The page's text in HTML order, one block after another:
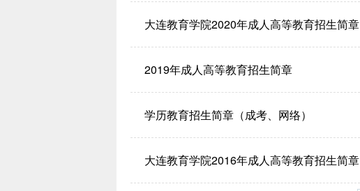
大连教育学院2020年成人高等教育招生简章
2019年成人高等教育招生简章
学历教育招生简章（成考、网络）
大连教育学院2016年成人高等教育招生简章